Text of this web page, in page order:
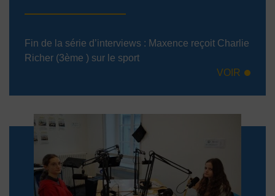
Fin de la série d’interviews : Maxence reçoit Charlie
Richer (3ème ) sur le sport
VOIR